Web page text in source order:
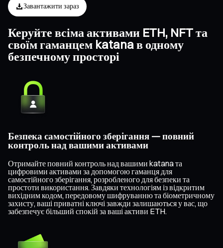
Завантажити зараз
Керуйте всіма активами ETH, NFT та
своїм гаманцем katana в одному
безпечному просторі
Безпека самостійного зберігання — повний
контроль над вашими активами
Отримайте повний контроль над вашими katana та
цифровими активами за допомогою гаманця для
самостійного зберігання, розробленого для безпеки та
простоти використання. Завдяки технологіям із відкритим
вихідним кодом, передовому шифруванню та біометричному
захисту, ваші приватні ключі завжди залишаються у вас, що
забезпечує більший спокій за ваші активи ETH.